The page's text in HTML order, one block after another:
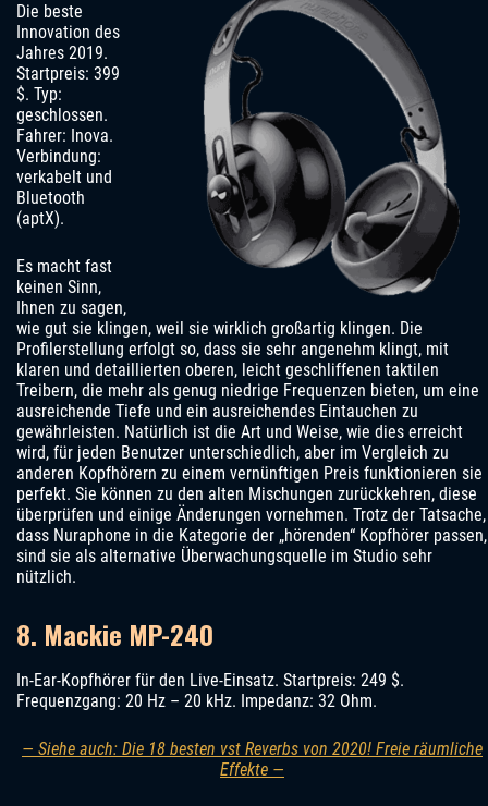
Die beste
Innovation des
Jahres 2019.
Startpreis: 399
$. Typ:
geschlossen.
Fahrer: Inova.
Verbindung:
verkabelt und
Bluetooth
(aptX).
Es macht fast
keinen Sinn,
Ihnen zu sagen,
wie gut sie klingen, weil sie wirklich großartig klingen. Die
Profilerstellung erfolgt so, dass sie sehr angenehm klingt, mit
klaren und detaillierten oberen, leicht geschliffenen taktilen
Treibern, die mehr als genug niedrige Frequenzen bieten, um eine
ausreichende Tiefe und ein ausreichendes Eintauchen zu
gewährleisten. Natürlich ist die Art und Weise, wie dies erreicht
wird, für jeden Benutzer unterschiedlich, aber im Vergleich zu
anderen Kopfhörern zu einem vernünftigen Preis funktionieren sie
perfekt. Sie können zu den alten Mischungen zurückkehren, diese
überprüfen und einige Änderungen vornehmen. Trotz der Tatsache,
dass Nuraphone in die Kategorie der „hörenden“ Kopfhörer passen,
sind sie als alternative Überwachungsquelle im Studio sehr
nützlich.
8. Mackie MP-240
In-Ear-Kopfhörer für den Live-Einsatz. Startpreis: 249 $.
Frequenzgang: 20 Hz – 20 kHz. Impedanz: 32 Ohm.
— Siehe auch: Die 18 besten vst Reverbs von 2020! Freie räumliche
Effekte —